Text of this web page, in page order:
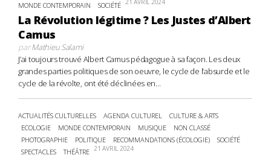
MONDE CONTEMPORAIN SOCIÉTÉ
La Révolution légitime ? Les Justes d’Albert
Camus
parMathieu Salami
J’ai toujours trouvé Albert Camus pédagogue à sa façon. Les deux
grandes parties politiques de son oeuvre, le cycle de l’absurde et le
cycle de la révolte, ont été déclinées en...
ACTUALITÉS CULTURELLES AGENDA CULTUREL
CULTURE & ARTS
ECOLOGIE
MONDE CONTEMPORAIN MUSIQUE
NON CLASSÉ
PHOTOGRAPHIE
POLITIQUE RECOMMANDATIONS (ÉCOLOGIE)
SOCIÉTÉ
SPECTACLES
THÉÂTRE 21 AVRIL 2024